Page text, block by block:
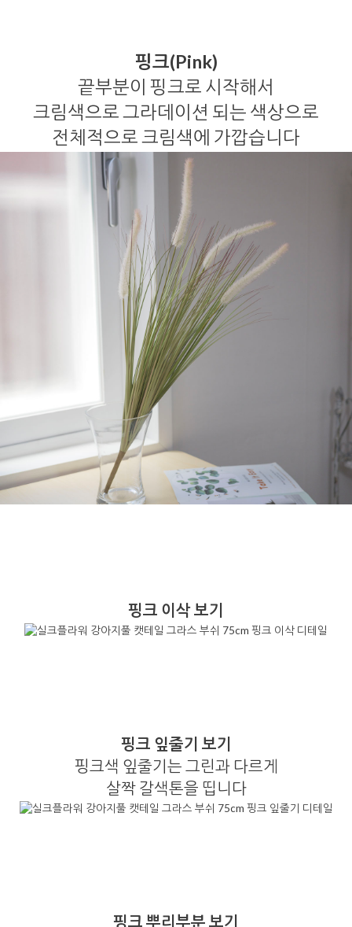
핑크(Pink)
끝부분이 핑크로 시작해서
크림색으로 그라데이션 되는 색상으로
전체적으로 크림색에 가깝습니다
핑크 이삭 보기
핑크 잎줄기 보기
핑크색 잎줄기는 그린과 다르게
살짝 갈색톤을 띱니다
핑크 뿌리부분 보기